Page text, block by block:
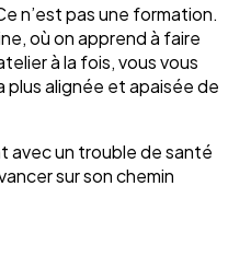
n’est pas une formation.
où on apprend à faire
à la fois, vous vous
plus alignée et apaisée de
avec un trouble de santé
sur son chemin